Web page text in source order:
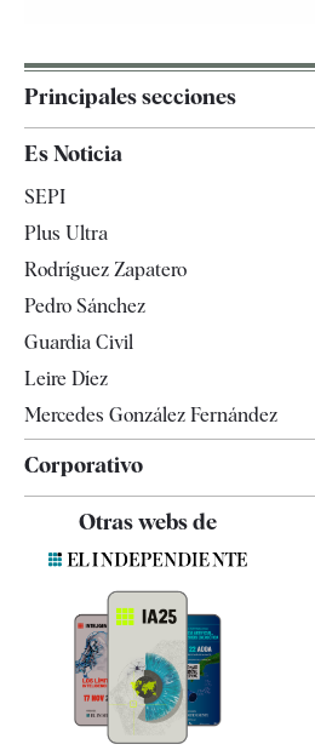
Principales secciones
España
Televisión
Es Noticia
SEPI
Plus Ultra
Rodríguez Zapatero
Pedro Sánchez
Guardia Civil
Leire Díez
Mercedes González Fernández
Corporativo
Contacto
Quiénes somos
Especificaciones
Otras webs de